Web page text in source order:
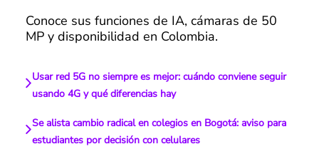
Conoce sus funciones de IA, cámaras de 50
MP y disponibilidad en Colombia.
Usar red 5G no siempre es mejor: cuándo conviene seguir
usando 4G y qué diferencias hay
Se alista cambio radical en colegios en Bogotá: aviso para
estudiantes por decisión con celulares